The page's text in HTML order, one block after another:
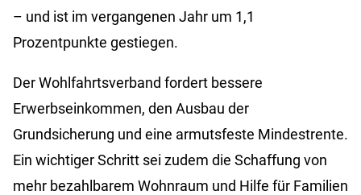
– und ist im vergangenen Jahr um 1,1
Prozentpunkte gestiegen.
Der Wohlfahrtsverband fordert bessere
Erwerbseinkommen, den Ausbau der
Grundsicherung und eine armutsfeste Mindestrente.
Ein wichtiger Schritt sei zudem die Schaffung von
mehr bezahlbarem Wohnraum und Hilfe für Familien